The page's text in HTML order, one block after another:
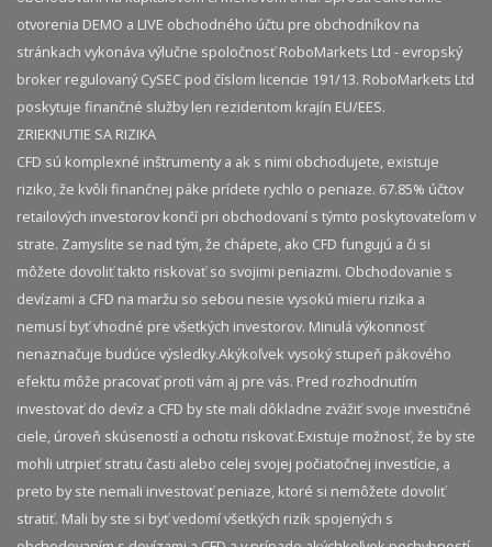
otvorenia DEMO a LIVE obchodného účtu pre obchodníkov na
stránkach vykonáva výlučne spoločnosť RoboMarkets Ltd - evropský
broker regulovaný CySEC pod číslom licencie 191/13. RoboMarkets Ltd
poskytuje finančné služby len rezidentom krajín EU/EES.
ZRIEKNUTIE SA RIZIKA
CFD sú komplexné inštrumenty a ak s nimi obchodujete, existuje
riziko, že kvôli finančnej páke prídete rychlo o peniaze. 67.85% účtov
retailových investorov končí pri obchodovaní s týmto poskytovateľom v
strate. Zamyslite se nad tým, že chápete, ako CFD fungujú a či si
môžete dovoliť takto riskovať so svojimi peniazmi. Obchodovanie s
devízami a CFD na maržu so sebou nesie vysokú mieru rizika a
nemusí byť vhodné pre všetkých investorov. Minulá výkonnosť
nenaznačuje budúce výsledky.​ Akýkoľvek vysoký stupeň pákového
efektu môže pracovať proti vám aj pre vás. Pred rozhodnutím
investovať do devíz a CFD by ste mali dôkladne zvážiť svoje investičné
ciele, úroveň skúseností a ochotu riskovať.​ Existuje možnosť, že by ste
mohli utrpieť stratu časti alebo celej svojej počiatočnej investície, a
preto by ste nemali investovať peniaze, ktoré si nemôžete dovoliť
stratiť. Mali by ste si byť vedomí všetkých rizík spojených s